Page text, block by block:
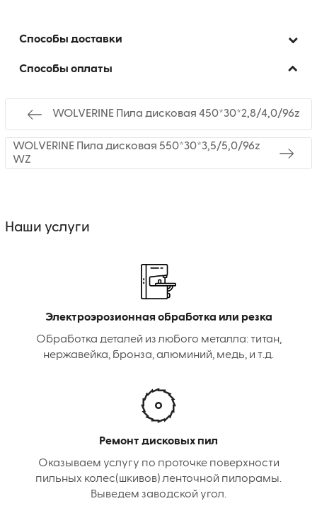
Способы доставки
Способы оплаты
WOLVERINE Пила дисковая 450*30*2,8/4,0/96z
WOLVERINE Пила дисковая 550*30*3,5/5,0/96z
WZ
Наши услуги
Электроэрозионная обработка или резка
Обработка деталей из любого металла: титан,
нержавейка, бронза, алюминий, медь, и т.д.
Ремонт дисковых пил
Оказываем услугу по проточке поверхности
пильных колес(шкивов) ленточной пилорамы.
Выведем заводской угол.